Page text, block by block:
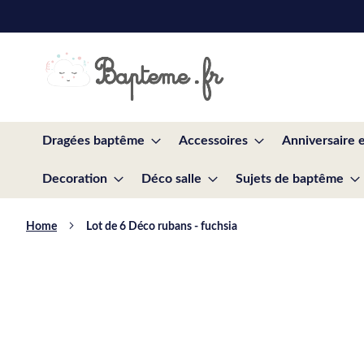
to
Dragées baptême Accessoires Anniversaire
Decoration Déco salle Sujets de baptême
Home Lot de 6 Déco rubans - fuchsia